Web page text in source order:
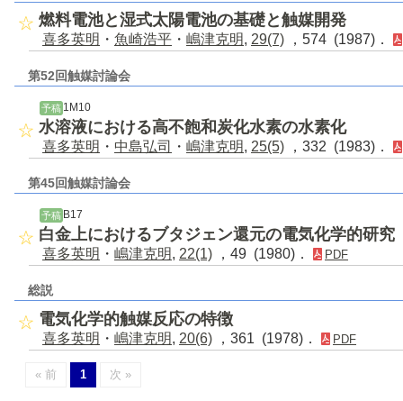
燃料電池と湿式太陽電池の基礎と触媒開発
喜多英明 ・ 魚崎浩平 ・ 嶋津克明, 29(7) ，574 (1987)．
第52回触媒討論会
予稿 1M10
水溶液における高不飽和炭化水素の水素化
喜多英明 ・ 中島弘司 ・ 嶋津克明, 25(5) ，332 (1983)．
第45回触媒討論会
予稿B17
白金上におけるブタジェン還元の電気化学的研究
喜多英明 ・ 嶋津克明, 22(1) ，49 (1980)． PDF
総説
電気化学的触媒反応の特徴
喜多英明 ・ 嶋津克明, 20(6) ，361 (1978)． PDF
« 前 1 次 »